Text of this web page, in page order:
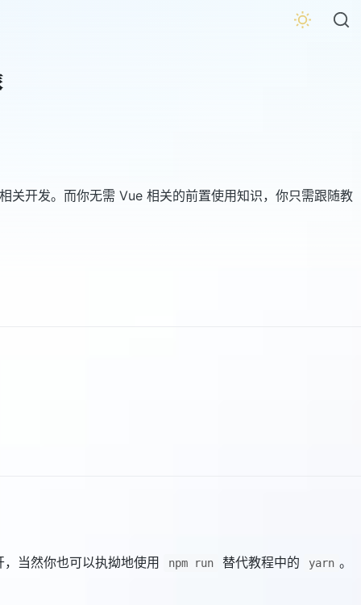
关开发。而你无需 Vue 相关的前置使用知识，你只需跟随教
当然你也可以执拗地使用 npm run 替代教程中的 yarn 。